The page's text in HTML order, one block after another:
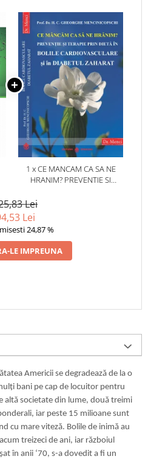
1 x CE MANCAM CA SA NE
HRANIM? PREVENTIE SI
CARDIOVASCULARE SI IN
Lei
Lei
24,87 %
LE IMPREUNA
Americii se degradează de la o
bani pe cap de locuitor pentru
altă societate din lume, două treimi
iar peste 15 milioane sunt
cu mare viteză. Bolile de inimă au
treizeci de ani, iar războiul
în anii ‘70, s-a dovedit a fi un